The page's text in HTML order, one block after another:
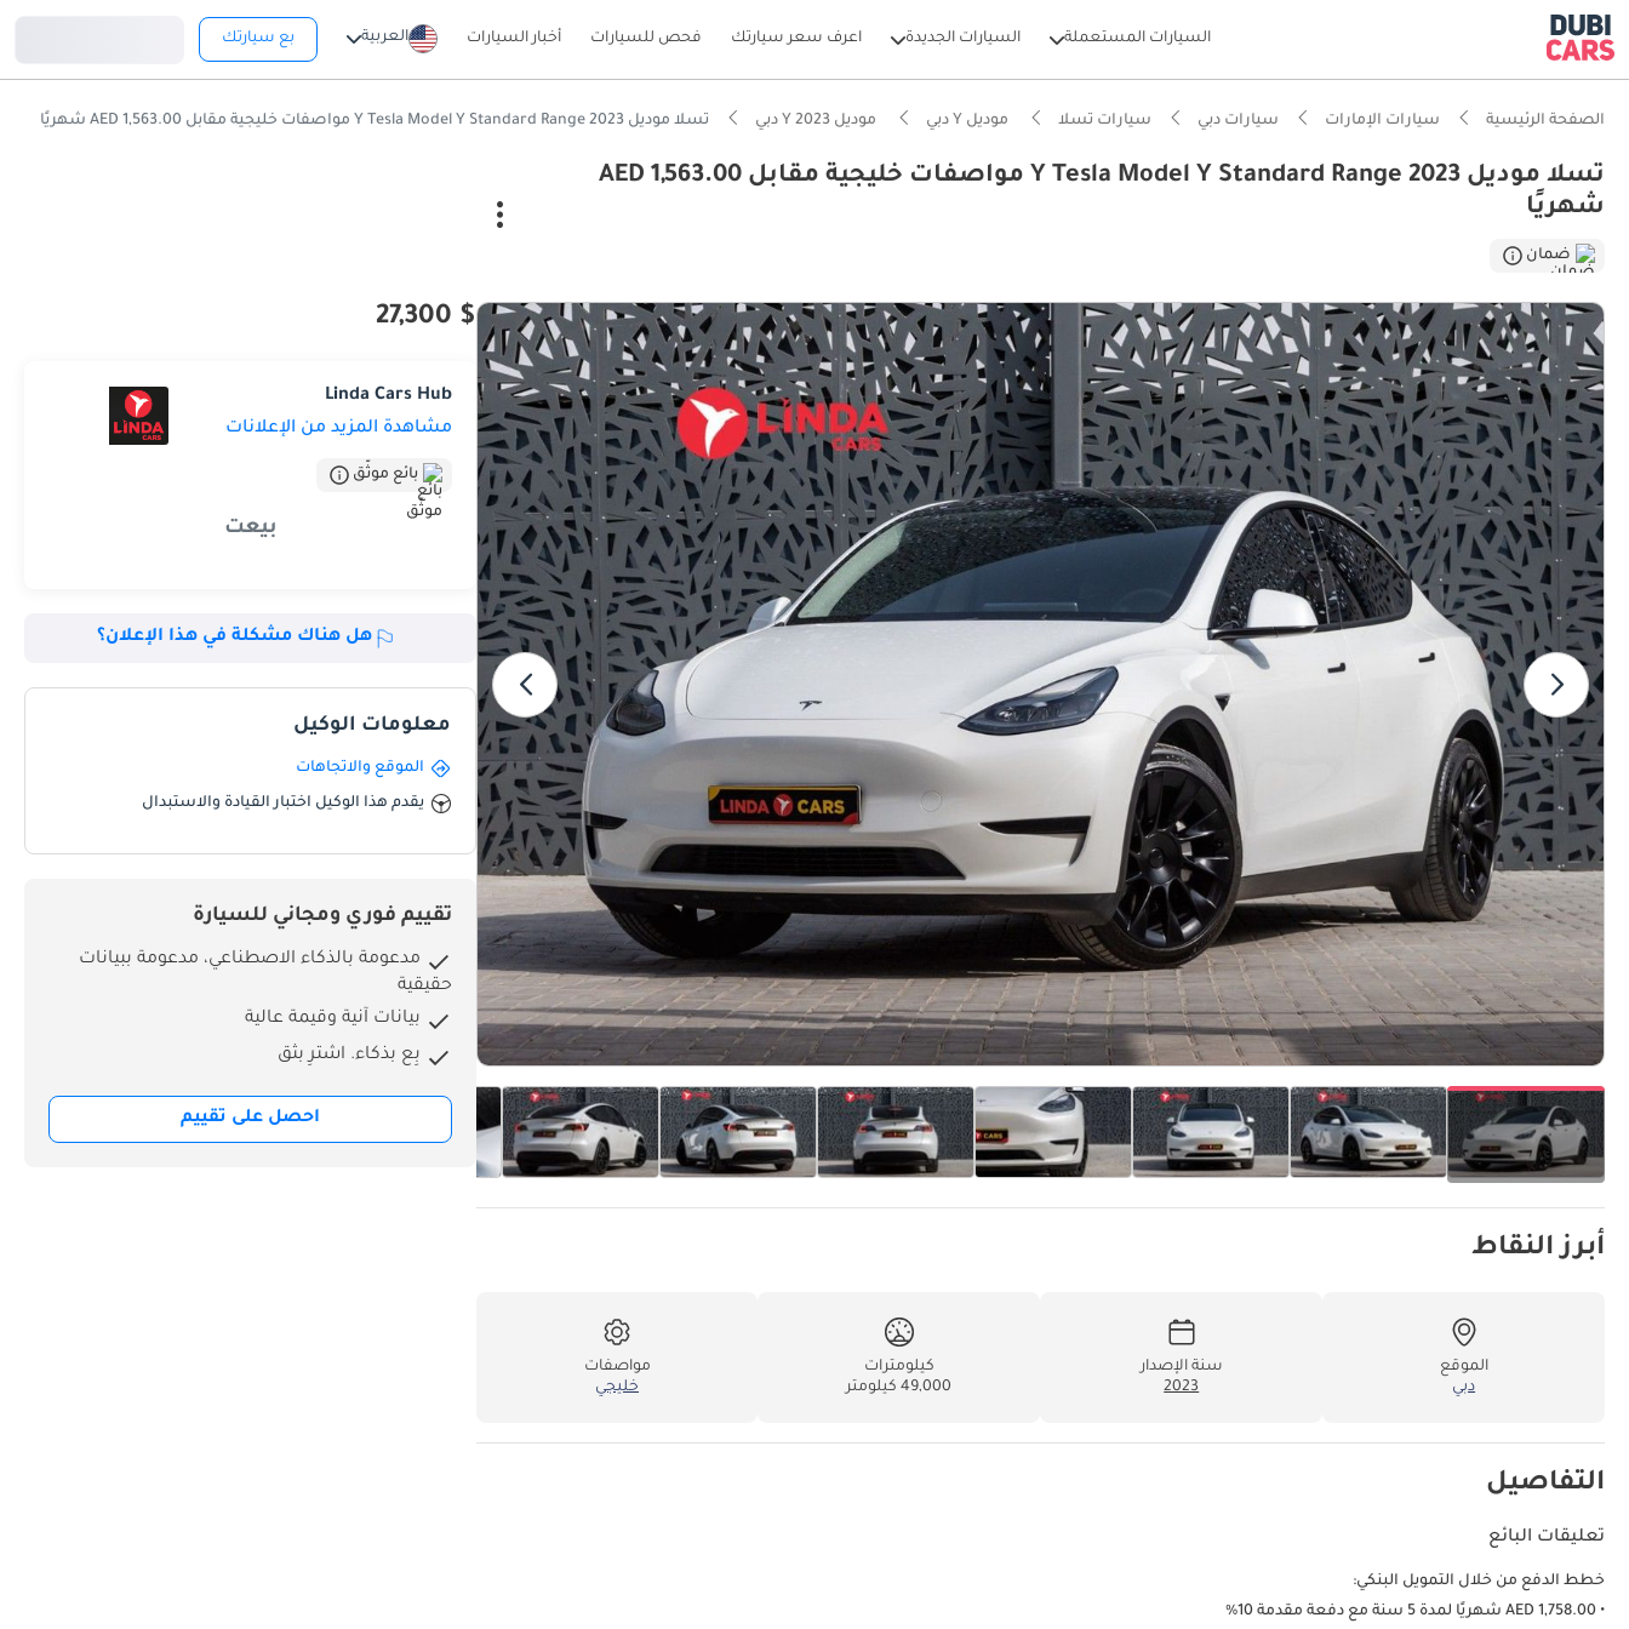
السيارات المستعملة السيارات الجديدة اعرف سعر سيارتك فحص للسيارات أخبار السيارات العربية بع سيارتك
الصفحة الرئيسية سيارات الإمارات سيارات دبي سيارات تسلا موديل Y دبي موديل Y 2023 دبي تسلا موديل Y Tesla Model Y Standard Range 2023 مواصفات خليجية مقابل 1,563.00 AED شهريًا
تسلا موديل Y Tesla Model Y Standard Range 2023 مواصفات خليجية مقابل 1,563.00 AED
شهريًا
ضمان
أبرز النقاط
الموقع
دبي
سنة الإصدار
2023
كيلومترات
49,000 كيلومتر
مواصفات
خليجي
التفاصيل
تعليقات البائع
خطط الدفع من خلال التمويل البنكي:
• AED 1,758.00 شهريًا لمدة 5 سنة مع دفعة مقدمة 10%
$ 27,300
Linda Cars Hub
مشاهدة المزيد من الإعلانات
بائع موثّق
بيعت
هل هناك مشكلة في هذا الإعلان؟
معلومات الوكيل
الموقع والاتجاهات
يقدم هذا الوكيل اختبار القيادة والاستبدال
تقييم فوري ومجاني للسيارة
مدعومة بالذكاء الاصطناعي، مدعومة ببيانات
حقيقية
بيانات آنية وقيمة عالية
بِع بذكاء. اشترِ بثق
احصل على تقييم